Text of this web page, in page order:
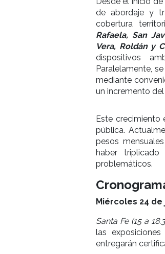
de abordaje y
cobertura
Rafaela, San
Vera, Roldán y
dispositivos
Paralelamente,
mediante
un incremento
Este crecimiento
pública.
pesos
haber
problemáticos.
Miércoles 24 de
Santa Fe (15 a
las
entregarán